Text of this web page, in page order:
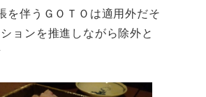
伴うＧＯＴＯは適用外だそ
ンを推進しながら除外と